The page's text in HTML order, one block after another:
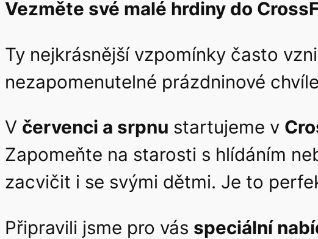
Vezměte své malé hrdiny do
Ty nejkrásnější vzpomínky často
nezapomenutelné prázdninové
V červenci a srpnu startujeme v
Zapomeňte na starosti s hlídáním
zacvičit i se svými dětmi. Je to
Připravili jsme pro vás speciální